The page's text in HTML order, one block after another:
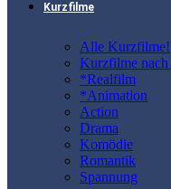
Kurzfilme
Alle Kurzfilme!
Kurzfilme nach
*Realfilm
*Animation
Action
Drama
Komödie
Romantik
Spannung